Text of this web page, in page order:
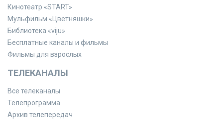
Кинотеатр «START»
Мульфильм «Цветняшки»
Библиотека «viju»
Бесплатные каналы и фильмы
Фильмы для взрослых
ТЕЛЕКАНАЛЫ
Все телеканалы
Телепрограмма
Архив телепередач